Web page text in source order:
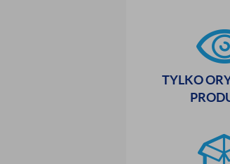
TYLKO